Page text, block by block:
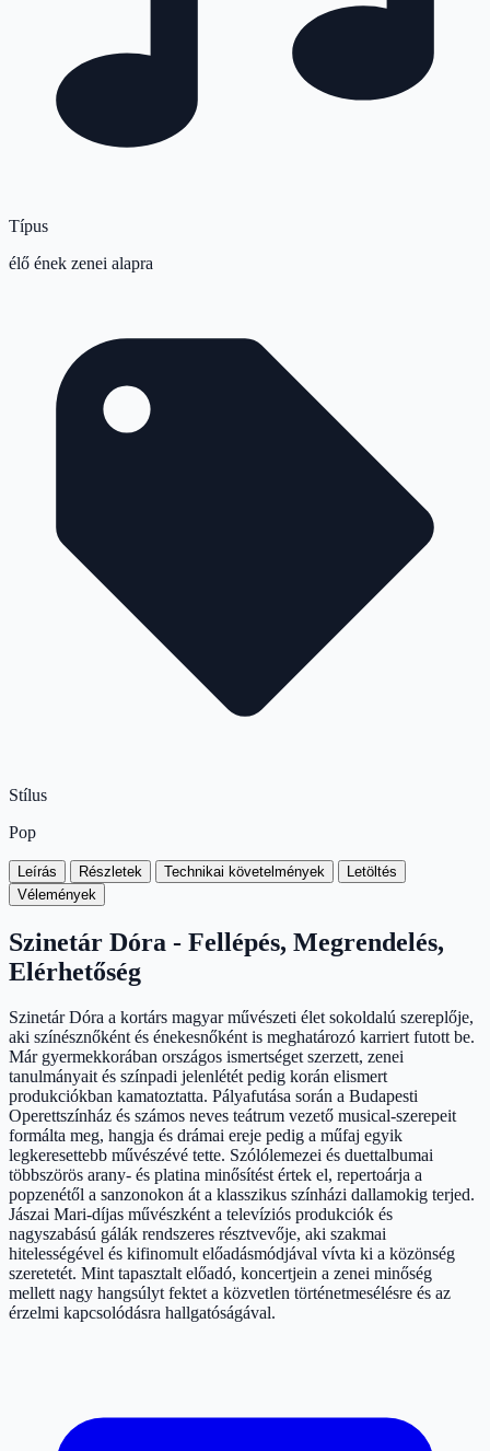
Típus
élő ének zenei alapra
Stílus
Pop
Leírás Részletek Technikai követelmények
Letöltés
Vélemények
Szinetár Dóra - Fellépés, Megrendelés,
Elérhetőség
Szinetár Dóra a kortárs magyar művészeti élet sokoldalú szereplője,
aki színésznőként és énekesnőként is meghatározó karriert futott be.
Már gyermekkorában országos ismertséget szerzett, zenei
tanulmányait és színpadi jelenlétét pedig korán elismert
produkciókban kamatoztatta. Pályafutása során a Budapesti
Operettszínház és számos neves teátrum vezető musical-szerepeit
formálta meg, hangja és drámai ereje pedig a műfaj egyik
legkeresettebb művészévé tette. Szólólemezei és duettalbumai
többszörös arany- és platina minősítést értek el, repertoárja a
popzenétől a sanzonokon át a klasszikus színházi dallamokig terjed.
Jászai Mari-díjas művészként a televíziós produkciók és
nagyszabású gálák rendszeres résztvevője, aki szakmai
hitelességével és kifinomult előadásmódjával vívta ki a közönség
szeretetét. Mint tapasztalt előadó, koncertjein a zenei minőség
mellett nagy hangsúlyt fektet a közvetlen történetmesélésre és az
érzelmi kapcsolódásra hallgatóságával.